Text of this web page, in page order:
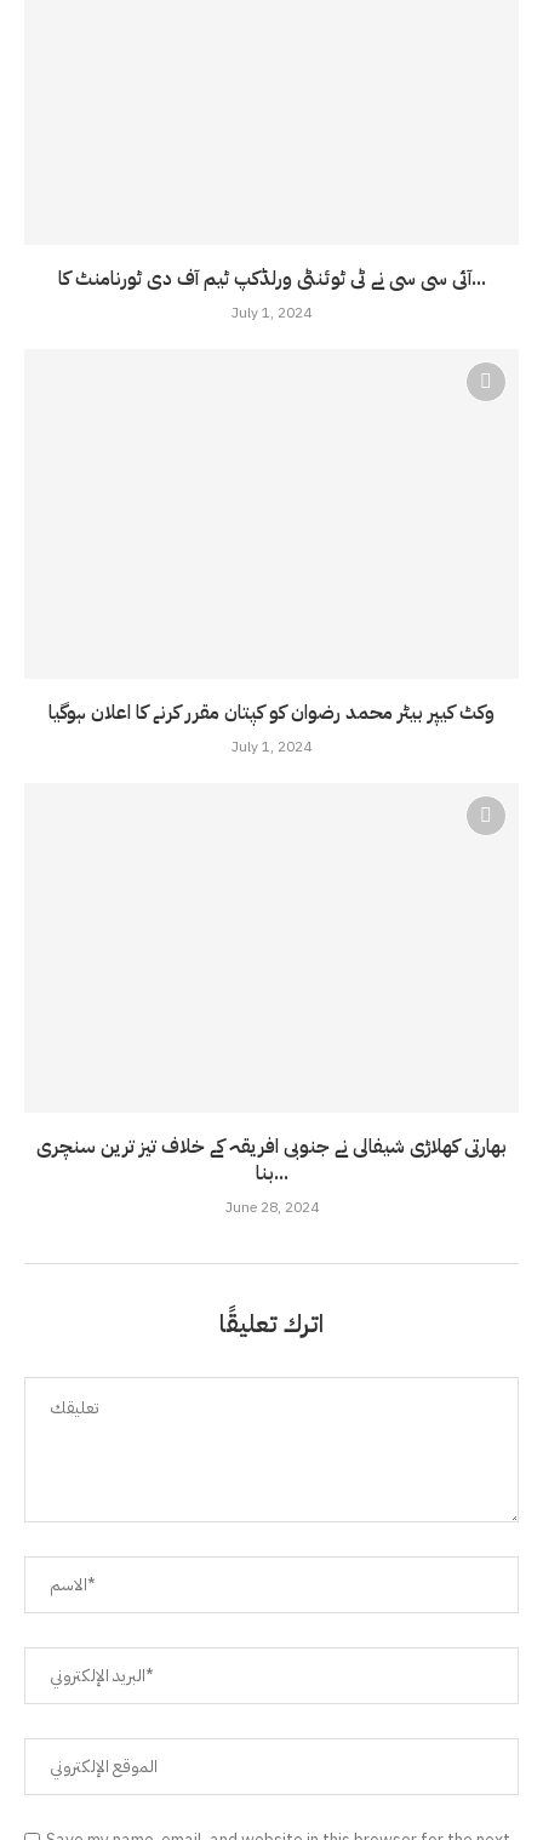
آئی سی سی نے ٹی ٹوئنٹی ورلڈکپ ٹیم آف دی ٹورنامنٹ کا...
July 1, 2024
وکٹ کیپر بیٹر محمد رضوان کو کپتان مقرر کرنے کا اعلان ہوگیا
July 1, 2024
بھارتی کھلاڑی شیفالی نے جنوبی افریقہ کے خلاف تیز ترین سنچری
بنا...
June 28, 2024
اترك تعليقًا